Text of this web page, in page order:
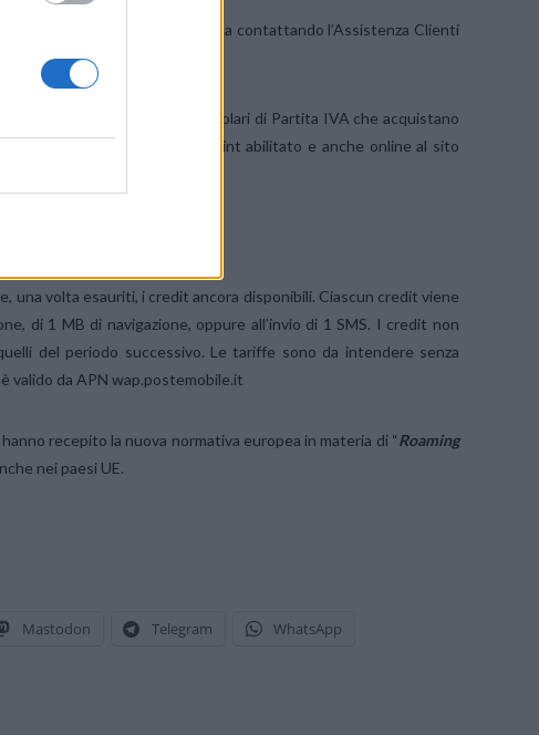
frequenza di rinnovo prescelta contattando l’Assistenza Clienti
Privati o Liberi Professionisti titolari di Partita IVA che acquistano
qualsiasi ufficio postale o Kipoint abilitato e anche online al sito
Cambio Piano al numero 160.
una volta esauriti, i credit ancora disponibili. Ciascun credit viene
di 1 MB di navigazione, oppure all’invio di 1 SMS. I credit non
del periodo successivo. Le tariffe sono da intendere senza
valido da APN wap.postemobile.it
recepito la nuova normativa europea in materia di “Roaming
nei paesi UE.
Mastodon Telegram WhatsApp